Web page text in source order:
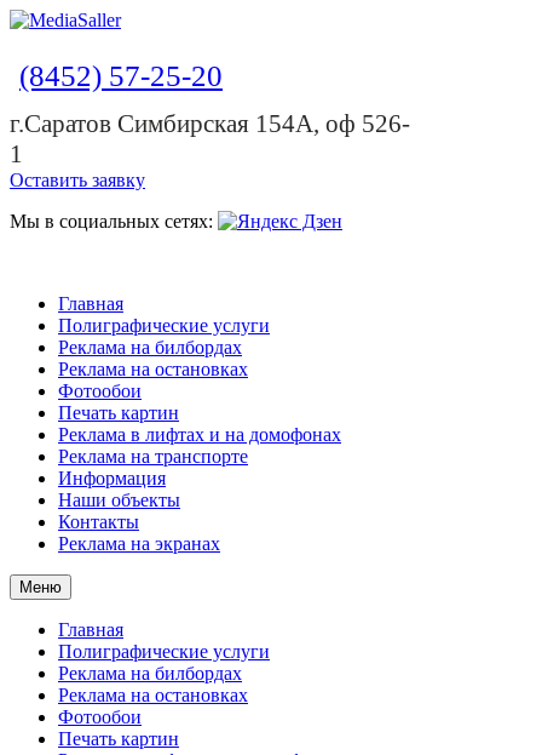
(8452) 57-25-20
г.Саратов Симбирская 154А, оф 526-
1
Оставить заявку
Мы в социальных сетях:
Главная
Полиграфические услуги
Реклама на билбордах
Реклама на остановках
Фотообои
Печать картин
Реклама в лифтах и на домофонах
Реклама на транспорте
Информация
Наши объекты
Контакты
Реклама на экранах
Меню
Главная
Полиграфические услуги
Реклама на билбордах
Реклама на остановках
Фотообои
Печать картин